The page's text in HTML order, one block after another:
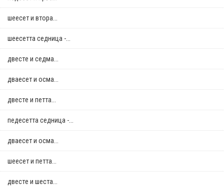
шеесет и втора...
шеесетта седница -...
двестe и седма...
дваесет и осма...
двестe и петта...
педесетта седница -...
дваесет и осма...
шеесет и петта...
двестe и шеста...